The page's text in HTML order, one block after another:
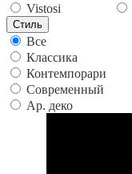
Vistosi
Стиль
Все
Классика
Контемпорари
Современный
Ар. деко